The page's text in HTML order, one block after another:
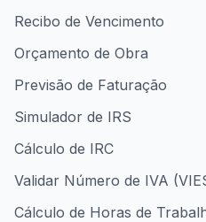
Recibo de Vencimento
Orçamento de Obra
Previsão de Faturação
Simulador de IRS
Cálculo de IRC
Validar Número de IVA
Cálculo de Horas de